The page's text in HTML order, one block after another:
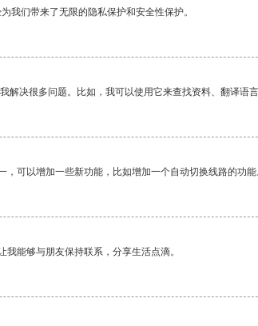
我们带来了无限的隐私保护和安全性保护。
解决很多问题。比如，我可以使用它来查找资料、翻译语言
，可以增加一些新功能，比如增加一个自动切换线路的功能
能够与朋友保持联系，分享生活点滴。